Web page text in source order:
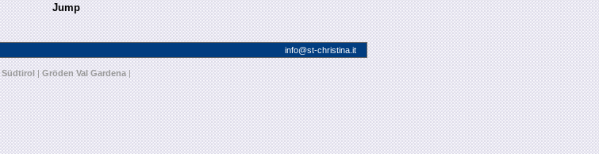
Jump
info@st-christina.it
Südtirol|Gröden Val Gardena|